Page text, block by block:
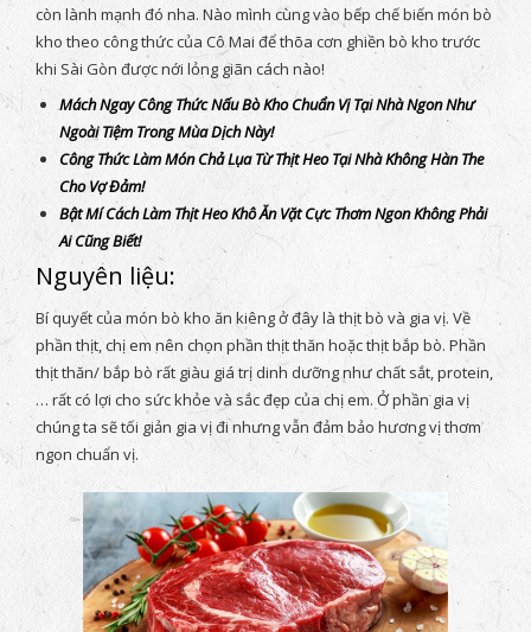
còn lành mạnh đó nha. Nào mình cùng vào bếp chế biến món bò
kho theo công thức của Cô Mai để thõa cơn ghiền bò kho trước
khi Sài Gòn được nới lỏng giãn cách nào!
Mách Ngay Công Thức Nấu Bò Kho Chuẩn Vị Tại Nhà Ngon Như
Ngoài Tiệm Trong Mùa Dịch Này!
Công Thức Làm Món Chả Lụa Từ Thịt Heo Tại Nhà Không Hàn The
Cho Vợ Đảm!
Bật Mí Cách Làm Thịt Heo Khô Ăn Vặt Cực Thơm Ngon Không Phải
Ai Cũng Biết!
Nguyên liệu:
Bí quyết của món bò kho ăn kiêng ở đây là thịt bò và gia vị. Về
phần thịt, chị em nên chọn phần thịt thăn hoặc thịt bắp bò. Phần
thịt thăn/ bắp bò rất giàu giá trị dinh dưỡng như chất sắt, protein,
… rất có lợi cho sức khỏe và sắc đẹp của chị em. Ở phần gia vị
chúng ta sẽ tối giản gia vị đi nhưng vẫn đảm bảo hương vị thơm
ngon chuẩn vị.